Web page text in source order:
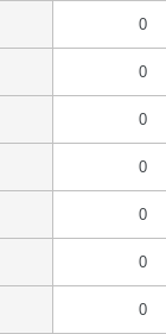
0
0
0
0
0
0
0